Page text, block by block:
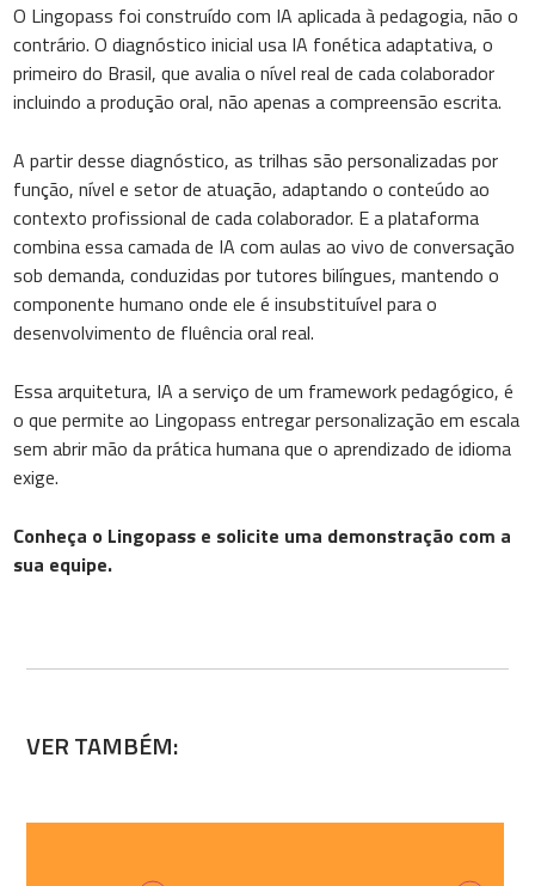
O Lingopass foi construído com IA aplicada à pedagogia, não o
contrário. O diagnóstico inicial usa IA fonética adaptativa, o
primeiro do Brasil, que avalia o nível real de cada colaborador
incluindo a produção oral, não apenas a compreensão escrita.
A partir desse diagnóstico, as trilhas são personalizadas por
função, nível e setor de atuação, adaptando o conteúdo ao
contexto profissional de cada colaborador. E a plataforma
combina essa camada de IA com aulas ao vivo de conversação
sob demanda, conduzidas por tutores bilíngues, mantendo o
componente humano onde ele é insubstituível para o
desenvolvimento de fluência oral real.
Essa arquitetura, IA a serviço de um framework pedagógico, é
o que permite ao Lingopass entregar personalização em escala
sem abrir mão da prática humana que o aprendizado de idioma
exige.
Conheça o Lingopass e solicite uma demonstração com a
sua equipe.
VER TAMBÉM: